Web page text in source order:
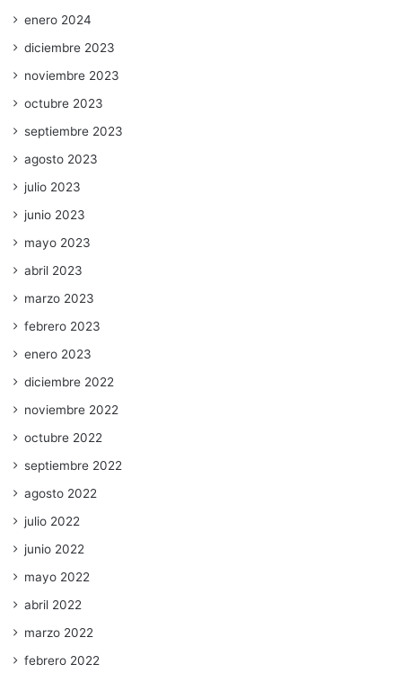
enero 2024
diciembre 2023
noviembre 2023
octubre 2023
septiembre 2023
agosto 2023
julio 2023
junio 2023
mayo 2023
abril 2023
marzo 2023
febrero 2023
enero 2023
diciembre 2022
noviembre 2022
octubre 2022
septiembre 2022
agosto 2022
julio 2022
junio 2022
mayo 2022
abril 2022
marzo 2022
febrero 2022